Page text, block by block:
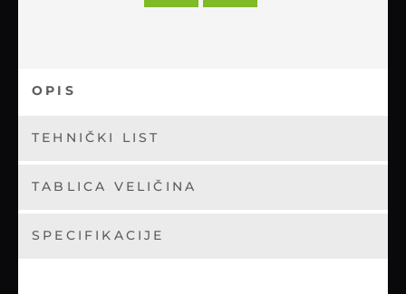
OPIS
TEHNIČKI LIST
TABLICA VELIČINA
SPECIFIKACIJE